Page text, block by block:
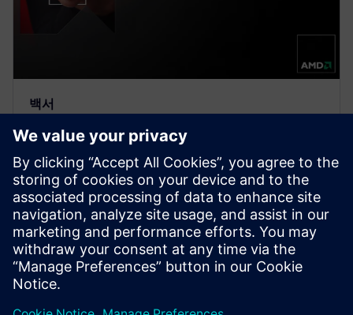
백서
AMD의 효율적인 RTL 클럭 게이팅
분석 플로우 구현
이 글에서는 AMD가 PowerPro를 사용해 클럭 게이팅
효율을 개선한 과정을 개략적으로 소개하고, 게이트
후 합성까지 기다리지 않고 RTL 단계에서 전력 분석을
실시하면 얻을 수 있는 결과와 장점을 보여드립니다.